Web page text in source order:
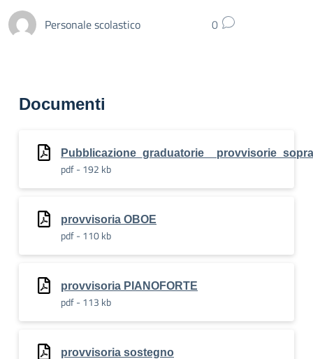
Personale scolastico 0
Documenti
pdf - 192 kb
provvisoria OBOE
pdf - 110 kb
provvisoria PIANOFORTE
pdf - 113 kb
provvisoria sostegno